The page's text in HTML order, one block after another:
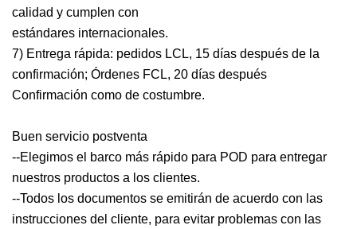
calidad y cumplen con
estándares internacionales.
7) Entrega rápida: pedidos LCL, 15 días después de la
confirmación; Órdenes FCL, 20 días después
Confirmación como de costumbre.
Buen servicio postventa
--Elegimos el barco más rápido para POD para entregar
nuestros productos a los clientes.
--Todos los documentos se emitirán de acuerdo con las
instrucciones del cliente, para evitar problemas con las